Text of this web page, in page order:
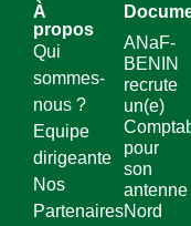
À
propos
Qui
sommes-
nous ?
Equipe
dirigeante
Nos
Partenaires
ANaF-
BENIN
recrute
un(e)
pour
son
antenne
Nord